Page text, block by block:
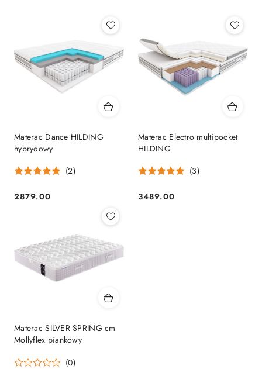
Materac Dance HILDING
hybrydowy
(2)
Cena:
2879.00
Materac Electro multipocket
HILDING
(3)
Cena:
3489.00
Materac SILVER SPRING cm
Mollyflex piankowy
(0)